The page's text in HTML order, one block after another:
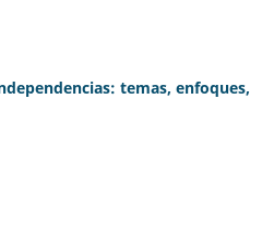
temas, enfoques,